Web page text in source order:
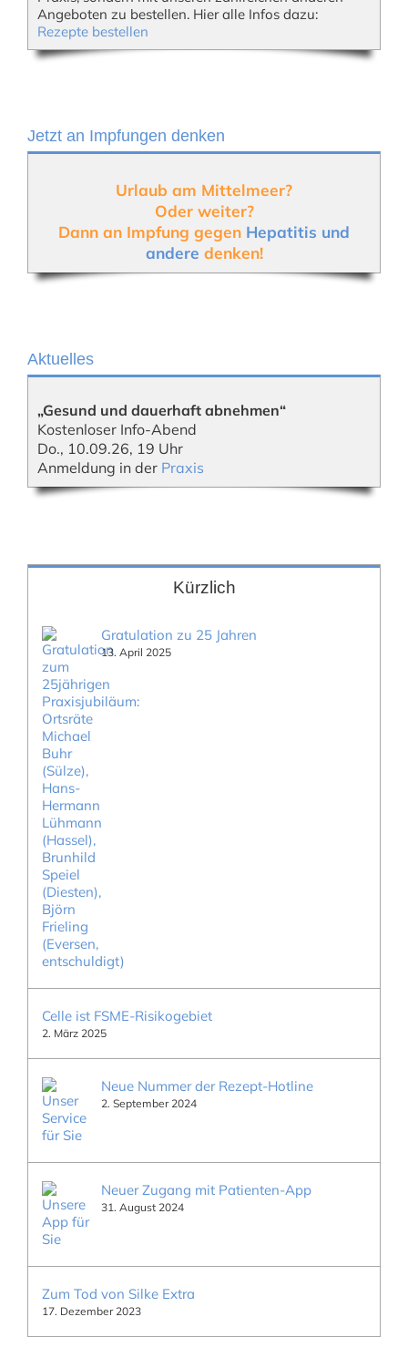
Angeboten zu bestellen. Hier alle Infos dazu:
Rezepte bestellen
Jetzt an Impfungen denken
Urlaub am Mittelmeer?
Oder weiter?
Dann an Impfung gegen Hepatitis und
andere denken!
Aktuelles
„Gesund und dauerhaft abnehmen“
Kostenloser Info-Abend
Do., 10.09.26, 19 Uhr
Anmeldung in der Praxis
Kürzlich
Gratulation zu 25 Jahren
13. April 2025
Celle ist FSME-Risikogebiet
2. März 2025
Neue Nummer der Rezept-Hotline
2. September 2024
Neuer Zugang mit Patienten-App
31. August 2024
Zum Tod von Silke Extra
17. Dezember 2023